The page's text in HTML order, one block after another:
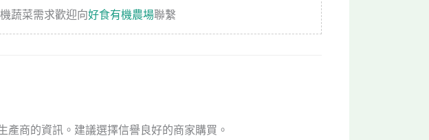
蔬菜需求歡迎向好食有機農場聯繫
商的資訊。建議選擇信譽良好的商家購買。